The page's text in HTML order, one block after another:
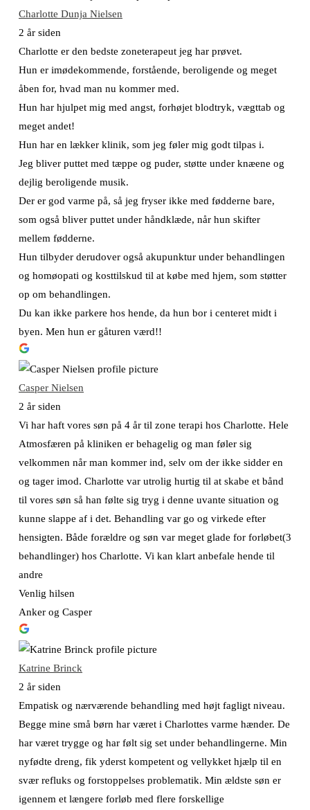
Charlotte Dunja Nielsen
2 år siden
Charlotte er den bedste zoneterapeut jeg har prøvet.
Hun er imødekommende, forstående, beroligende og meget
åben for, hvad man nu kommer med.
Hun har hjulpet mig med angst, forhøjet blodtryk, vægttab og
meget andet!
Hun har en lækker klinik, som jeg føler mig godt tilpas i.
Jeg bliver puttet med tæppe og puder, støtte under knæene og
dejlig beroligende musik.
Der er god varme på, så jeg fryser ikke med fødderne bare,
som også bliver puttet under håndklæde, når hun skifter
mellem fødderne.
Hun tilbyder derudover også akupunktur under behandlingen
og homøopati og kosttilskud til at købe med hjem, som støtter
op om behandlingen.
Du kan ikke parkere hos hende, da hun bor i centeret midt i
byen. Men hun er gåturen værd!!
Casper Nielsen
2 år siden
Vi har haft vores søn på 4 år til zone terapi hos Charlotte. Hele
Atmosfæren på kliniken er behagelig og man føler sig
velkommen når man kommer ind, selv om der ikke sidder en
og tager imod. Charlotte var utrolig hurtig til at skabe et bånd
til vores søn så han følte sig tryg i denne uvante situation og
kunne slappe af i det. Behandling var go og virkede efter
hensigten. Både forældre og søn var meget glade for forløbet(3
behandlinger) hos Charlotte. Vi kan klart anbefale hende til
andre
Venlig hilsen
Anker og Casper
Katrine Brinck
2 år siden
Empatisk og nærværende behandling med højt fagligt niveau.
Begge mine små børn har været i Charlottes varme hænder. De
har været trygge og har følt sig set under behandlingerne. Min
nyfødte dreng, fik yderst kompetent og vellykket hjælp til en
svær refluks og forstoppelses problematik. Min ældste søn er
igennem et længere forløb med flere forskellige